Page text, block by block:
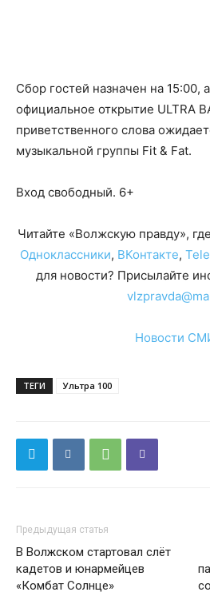
Сбор гостей назначен на 15:00,
официальное открытие ULTRA
приветственного слова
музыкальной группы Fit & Fat.
Вход свободный. 6+
Читайте «Волжскую правду»,
Одноклассники, ВКонтакте,
для новости? Присылайте
Новости
ТЕГИ Ультра 100
Предыдущая статья
В Волжском стартовал слёт
кадетов и юнармейцев
«Комбат Солнце»